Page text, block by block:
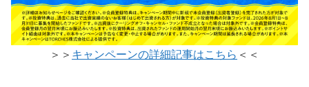
＞＞ キャンペーンの詳細記事はこちら ＜＜